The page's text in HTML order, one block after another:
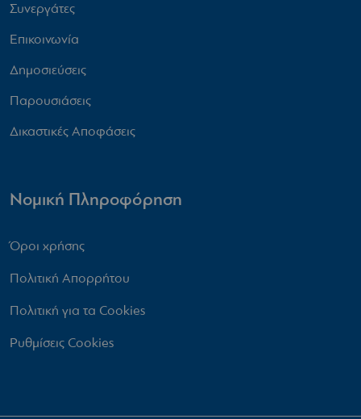
Συνεργάτες
Επικοινωνία
Δημοσιεύσεις
Παρουσιάσεις
Δικαστικές Αποφάσεις
Νομική Πληροφόρηση
Όροι χρήσης
Πολιτική Απορρήτου
Πολιτική για τα Cookies
Ρυθμίσεις Cookies